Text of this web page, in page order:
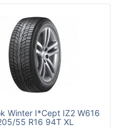
Winter I*Cept IZ2 W616
55 R16 94T XL